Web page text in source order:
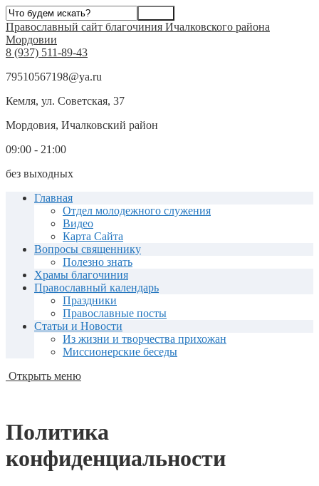
Православный сайт благочиния Ичалковского района
Мордовии
8 (937) 511-89-43
79510567198@ya.ru
Кемля, ул. Советская, 37
Мордовия, Ичалковский район
09:00 - 21:00
без выходных
Главная
Отдел молодежного служения
Видео
Карта Сайта
Вопросы священнику
Полезно знать
Храмы благочиния
Православный календарь
Праздники
Православные посты
Статьи и Новости
Из жизни и творчества прихожан
Миссионерские беседы
Открыть меню
Политика
конфиденциальности